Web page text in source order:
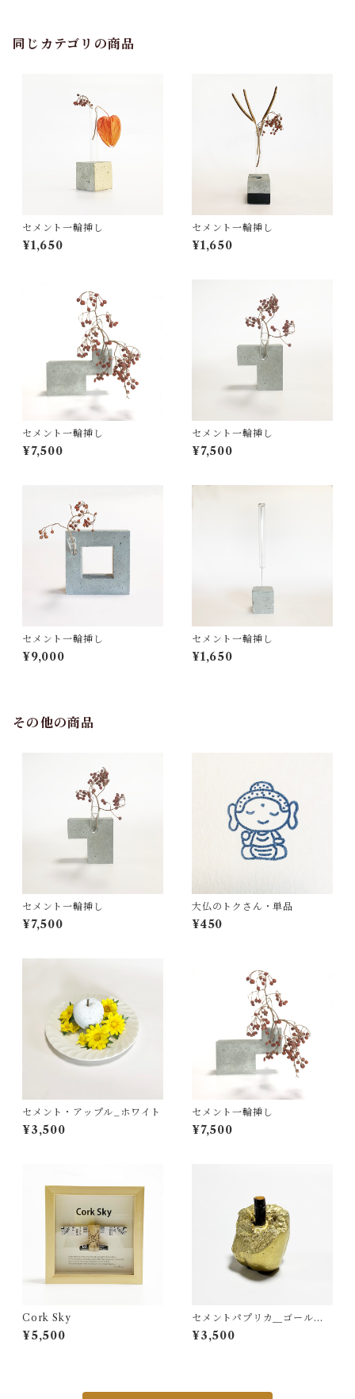
同じカテゴリの商品
セメント一輪挿し
¥1,650
セメント一輪挿し
¥1,650
セメント一輪挿し
¥7,500
セメント一輪挿し
¥7,500
セメント一輪挿し
¥9,000
セメント一輪挿し
¥1,650
その他の商品
セメント一輪挿し
¥7,500
大仏のトクさん・単品
¥450
セメント・アップル_ホワイト
¥3,500
セメント一輪挿し
¥7,500
Cork Sky
¥5,500
セメントパプリカ＿ゴールド
虫食い1
¥3,500